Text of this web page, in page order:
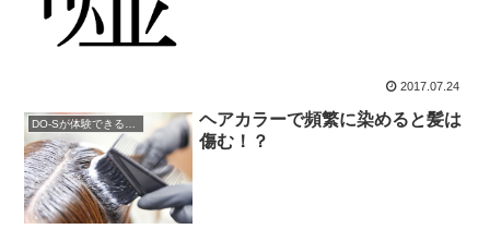
2017.07.24
ヘアカラーで頻繁に染めると髪は
傷む！？